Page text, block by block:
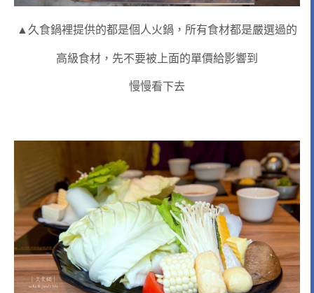
▲久食鍋裡提供的都是個人火鍋，所有食材都是嚴選過的
高級食材，先不要被上面的單價給影響到
慢慢看下去